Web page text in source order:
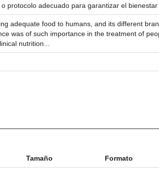
protocolo adecuado para garantizar el bienestar
adequate food to humans, and its different
was of such importance in the treatment of
nutrition...
Tamaño Formato